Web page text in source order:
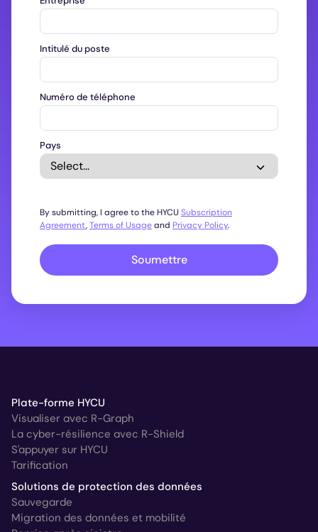
Intitulé du poste
Numéro de téléphone
Pays
By submitting, I agree to the HYCU Subscription
Agreement,Terms of Usageand Privacy Policy.
Soumettre
Plate-forme HYCU
Visualiser avec R-Graph
La cyber-résilience avec R-Shield
S'appuyer sur HYCU
Tarification
Solutions de protection des données
Sauvegarde
Migration des données et mobilité